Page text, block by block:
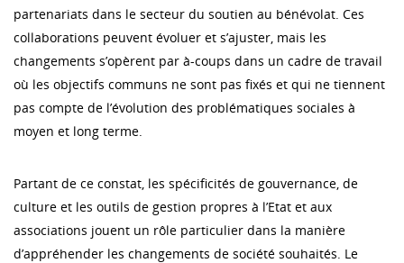
partenariats dans le secteur du soutien au bénévolat. Ces
collaborations peuvent évoluer et s’ajuster, mais les
changements s’opèrent par à-coups dans un cadre de travail
où les objectifs communs ne sont pas fixés et qui ne tiennent
pas compte de l’évolution des problématiques sociales à
moyen et long terme.
Partant de ce constat, les spécificités de gouvernance, de
culture et les outils de gestion propres à l’Etat et aux
associations jouent un rôle particulier dans la manière
d’appréhender les changements de société souhaités. Le